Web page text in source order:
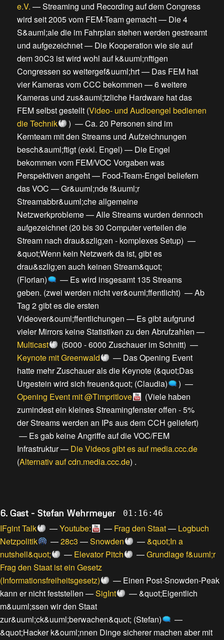
e.V. —Streaming und Recording auf dem Congress
wird seit 2005 vom FEM-Team gemacht— Die 4
S&auml;ale die im Fahrplan stehen werden gestreamt
und aufgezeichnet— Die Kooperation wie sie auf
dem 30C3 ist wird wohl auf k&uuml;nftigen
Congressen so weitergef&uuml;hrt— Das FEM hat
vier Kameras vom CCC bekommen —6 weitere
Kameras und zus&auml;tzliche Hardware hat das
FEM selbst gestellt(Video- und Audioengel bedienen
die Technik
) —Ca. 20 Personen sind im
Kernteam mit den Streams und Aufzeichnungen
besch&auml;ftigt (exkl. Engel) — Die Engel
bekommen vom FEM/VOC Vorgaben was
Perspektiven angeht— Food-Team-Engel beliefern
das VOC —Gr&uuml;nde f&uuml;r
Streamabbr&uuml;che allgemeine
Netzwerkprobleme—Alle Streams wurden dennoch
aufgezeichnet(20 bis 30 Computer verteilen die
Stream nach drau&szlig;en - komplexes Setup) —
&quot;Wenn kein Netzwerk da ist, gibt es
drau&szlig;en auch keinen Stream&quot;
(Florian)
— Es wird insgesamt 135 Streams
geben. (zwei werden nicht ver&ouml;ffentlicht) —Ab
Tag 2 gibt es die ersten
Videover&ouml;ffentlichungen — Es gibt aufgrund
vieler Mirrors keine Statistiken zu den Abrufzahlen —
Multicast
(5000 - 6000 Zuschauer im Schnitt) —
Keynote mit Greenwald
— Das Opening Event
hatte mehr Zuschauer als die Keynote(&quot;Das
Urgestein wird sich freuen&quot; (Claudia)
) —
Opening Event mit @Timpritlove
(Viele haben
zumindest ein kleines Streamingfenster offen - 5%
der Streams werden an IPs aus dem CCH geliefert)
— Es gab keine Angriffe auf die VOC/FEM
Infrastruktur— Die Videos gibt es auf media.ccc.de
(Alternativ auf cdn.media.ccc.de) .
6. Gast - Stefan Wehrmeyer 01:16:46
IFgint Talk —Youtube: — Frag den Staat— Logbuch
Netzpolitik
—28c3 —Snowden —&quot;In a
nutshell&quot;
— Elevator Pitch —Grundlage f&uuml;r
Frag den Staat ist ein Gesetz
(Informationsfreiheitsgesetz)
— Einen Post-Snowden-Peak
kann er nicht feststellen —SigInt —&quot;Eigentlich
m&uuml;ssen wir den Staat
zur&uuml;ck&uuml;berwachen&quot; (Stefan)
—
&quot;Hacker k&ouml;nnen Dinge sicherer machen aber mit